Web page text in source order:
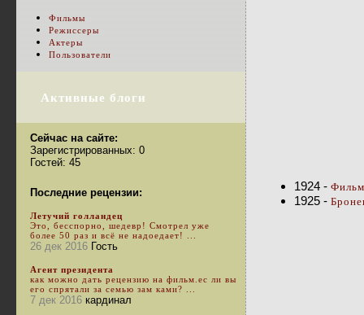
1924 -
1925 -
Фильмы
Режиссеры
Актеры
Пользователи
Активные блоги
Сейчас на сайте:
Зарегистрированных: 0
Гостей: 45
Последние рецензии:
Летучий голландец
Это, бесспорно, шедевр! Смотрел уже
более 50 раз и всё не надоедает! ...
26 дек 2016 Гость
Агент президента
как можно дать рецензию на фильм.ес ли вы
его спрятали за семью зам ками? ...
7 дек 2016 кардинал